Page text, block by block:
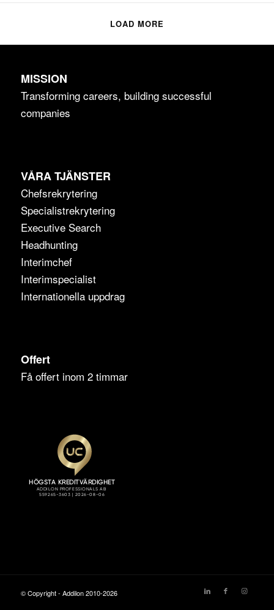
LOAD MORE
MISSION
Transforming careers, building successful
companies
VÅRA TJÄNSTER
Chefsrekrytering
Specialistrekrytering
Executive Search
Headhunting
Interimchef
Interimspecialist
Internationella uppdrag
Offert
Få offert inom 2 timmar
© Copyright - Addilon 2010-2026